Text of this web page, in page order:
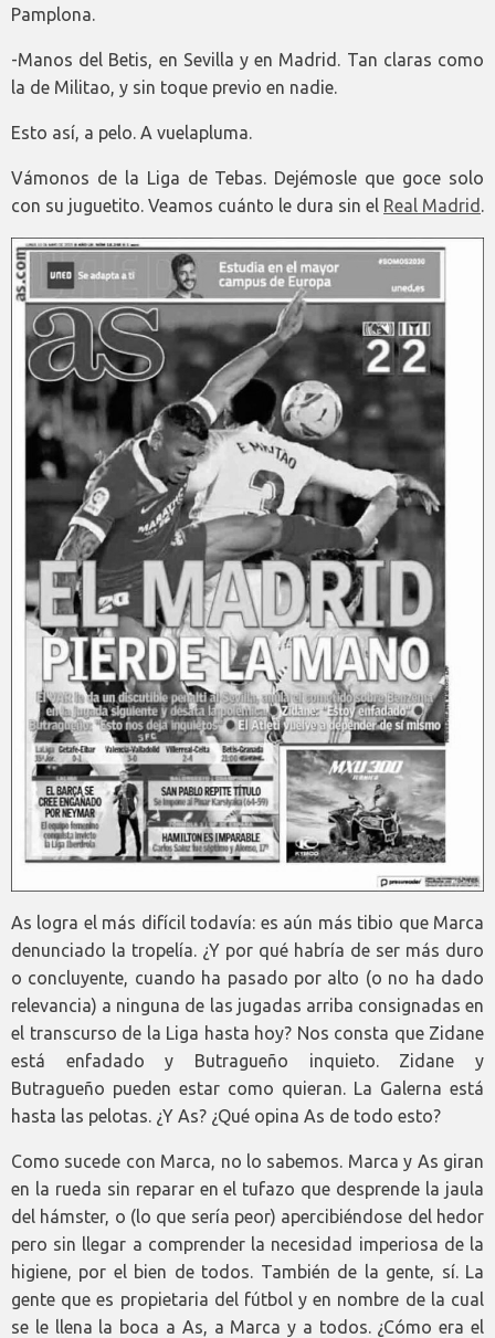
Pamplona.
-Manos del Betis, en Sevilla y en Madrid. Tan claras como
la de Militao, y sin toque previo en nadie.
Esto así, a pelo. A vuelapluma.
Vámonos de la Liga de Tebas. Dejémosle que goce solo
con su juguetito. Veamos cuánto le dura sin el Real Madrid .
As logra el más difícil todavía: es aún más tibio que Marca
denunciado la tropelía. ¿Y por qué habría de ser más duro
o concluyente, cuando ha pasado por alto (o no ha dado
relevancia) a ninguna de las jugadas arriba consignadas en
el transcurso de la Liga hasta hoy? Nos consta que Zidane
está enfadado y Butragueño inquieto. Zidane y
Butragueño pueden estar como quieran. La Galerna está
hasta las pelotas. ¿Y As? ¿Qué opina As de todo esto?
Como sucede con Marca, no lo sabemos. Marca y As giran
en la rueda sin reparar en el tufazo que desprende la jaula
del hámster, o (lo que sería peor) apercibiéndose del hedor
pero sin llegar a comprender la necesidad imperiosa de la
higiene, por el bien de todos. También de la gente, sí. La
gente que es propietaria del fútbol y en nombre de la cual
se le llena la boca a As, a Marca y a todos. ¿Cómo era el